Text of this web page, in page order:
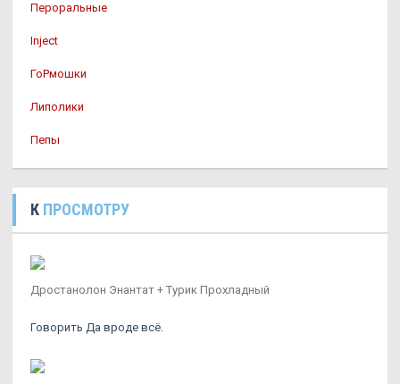
Пероральные
Inject
ГоРмошки
Липолики
Пепы
К ПРОСМОТРУ
Дростанолон Энантат + Турик Прохладный
Говорить Да вроде всё.